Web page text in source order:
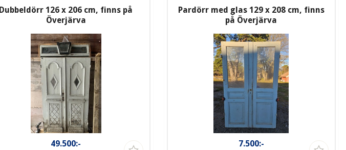
Dubbeldörr 126 x 206 cm, finns på
Överjärva
49.500:-
Pardörr med glas 129 x 208 cm, finns
på Överjärva
7.500:-